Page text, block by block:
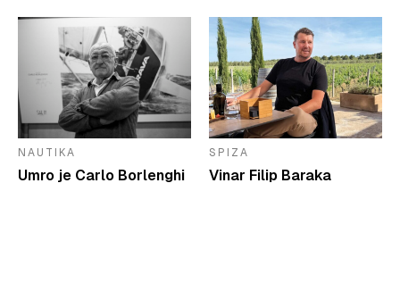
NAUTIKA
Umro je Carlo Borlenghi
SPIZA
Vinar Filip Baraka